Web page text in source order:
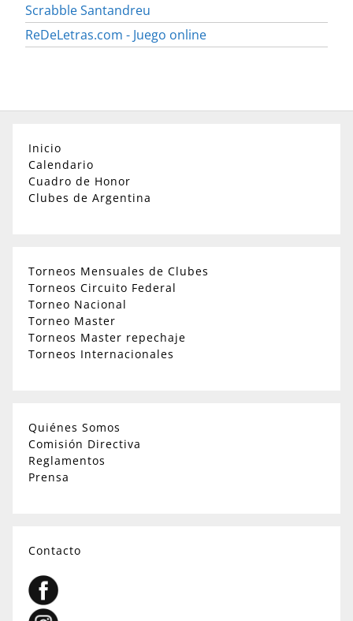
Scrabble Santandreu
ReDeLetras.com - Juego online
Inicio
Calendario
Cuadro de Honor
Clubes de Argentina
Torneos Mensuales de Clubes
Torneos Circuito Federal
Torneo Nacional
Torneo Master
Torneos Master repechaje
Torneos Internacionales
Quiénes Somos
Comisión Directiva
Reglamentos
Prensa
Contacto